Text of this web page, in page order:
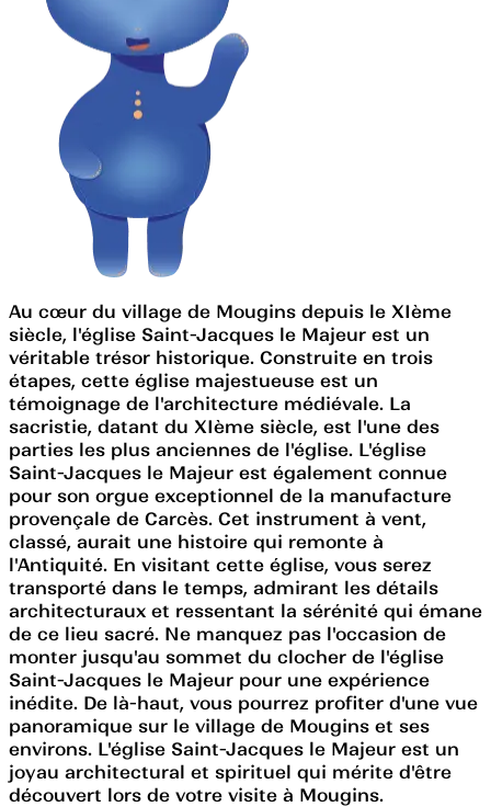
Au cœur du village de Mougins depuis le XIème
siècle, l'église Saint-Jacques le Majeur est un
véritable trésor historique. Construite en trois
étapes, cette église majestueuse est un
témoignage de l'architecture médiévale. La
sacristie, datant du XIème siècle, est l'une des
parties les plus anciennes de l'église. L'église
Saint-Jacques le Majeur est également connue
pour son orgue exceptionnel de la manufacture
provençale de Carcès. Cet instrument à vent,
classé, aurait une histoire qui remonte à
l'Antiquité. En visitant cette église, vous serez
transporté dans le temps, admirant les détails
architecturaux et ressentant la sérénité qui émane
de ce lieu sacré. Ne manquez pas l'occasion de
monter jusqu'au sommet du clocher de l'église
Saint-Jacques le Majeur pour une expérience
inédite. De là-haut, vous pourrez profiter d'une vue
panoramique sur le village de Mougins et ses
environs. L'église Saint-Jacques le Majeur est un
joyau architectural et spirituel qui mérite d'être
découvert lors de votre visite à Mougins.